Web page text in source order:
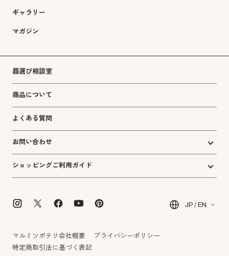
ギャラリー
マガジン
器選び相談室
商品について
よくある質問
お問い合わせ
ショッピングご利用ガイド
JP / EN
マルミツポテリ会社概要
プライバシーポリシー
特定商取引法に基づく表記